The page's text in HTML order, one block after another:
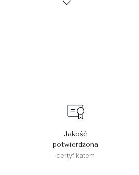
Jakość
potwierdzona
certyfikatem